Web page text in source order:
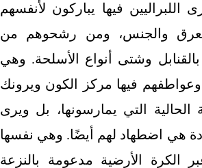
فيها يباركون لأنفسهم
والجنس، ومن رشحوهم من
وشتى أنواع الأسلحة. وهي
فيها مركز الكون ويرونك
التي يمارسونها، بل ويرى
هي اضطهاد لهم أيضًا. وهي نفسها
الكرة الأرضية مدعومة بالنزعة